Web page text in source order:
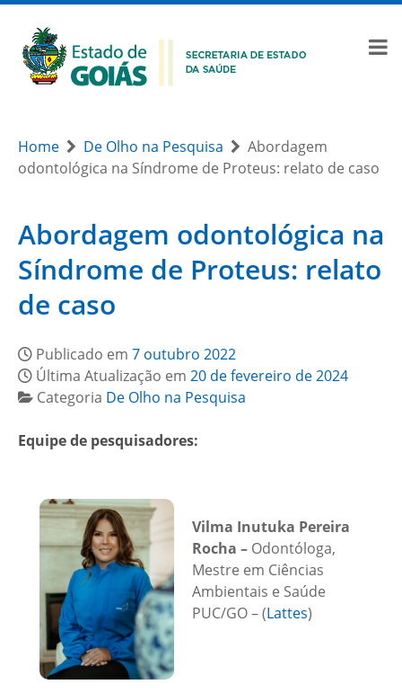
Home De Olho na Pesquisa
Abordagem
odontológica na Síndrome de Proteus: relato de caso
Abordagem odontológica na
Síndrome de Proteus: relato
de caso
Publicado em 7 outubro 2022
Última Atualização em 20 de fevereiro de 2024
Categoria De Olho na Pesquisa
Equipe de pesquisadores:
Vilma Inutuka Pereira
Rocha – Odontóloga,
Mestre em Ciências
Ambientais e Saúde
PUC/GO – (Lattes)